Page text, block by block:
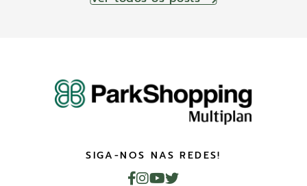
SIGA-NOS NAS REDES!